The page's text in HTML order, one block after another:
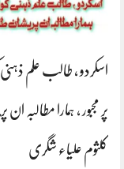
اسکردو ، طالب علم ذہنی
پر مجبور ، ہمارا مطالبہ
کلثوم علیاء شگری